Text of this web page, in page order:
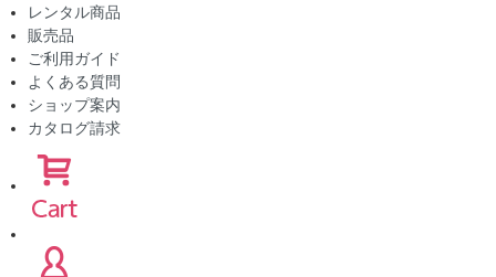
レンタル商品
販売品
ご利用ガイド
よくある質問
ショップ案内
カタログ請求